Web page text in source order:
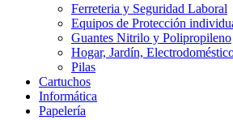
Ferreteria y Seguridad Laboral
Equipos de Protección
Guantes Nitrilo y Polipropileno
Hogar, Jardín,
Pilas
Cartuchos
Informática
Papelería